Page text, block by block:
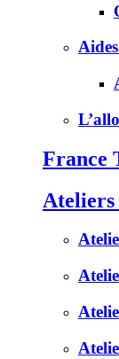
France
Ateliers